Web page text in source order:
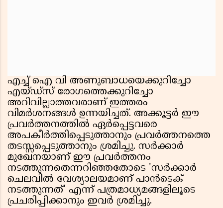
എച്ച് ഐ വി അണുബാധയെക്കുറിച്ചോ
എയ്ഡ്‌സ് രോഗത്തെക്കുറിച്ചോ
അറിവില്ലാത്തവരാണ് ഇത്തരം
വിമർശനങ്ങൾ ഉന്നയിച്ചത്. അക്കൂട്ടർ ഈ
പ്രവർത്തനത്തിൽ ഏർപ്പെട്ടവരെ
അപകീർത്തിപ്പെടുത്താനും പ്രവർത്തനത്തെ
തടസ്സപ്പെടുത്താനും ശ്രമിച്ചു. സർക്കാർ
മുഖേനയാണ് ഈ പ്രവർത്തനം
നടത്തുന്നതെന്നറിഞ്ഞതോടെ 'സർക്കാർ
ചെലവിൽ വേശ്യാലയമാണ് പാൻടെക്
നടത്തുന്നത്' എന്ന് പത്രമാധ്യമങ്ങളിലൂടെ
പ്രചരിപ്പിക്കാനും ഇവർ ശ്രമിച്ചു.